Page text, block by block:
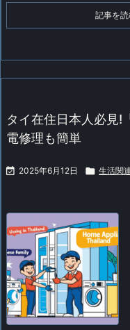
記事を
タイ在住日本人必見!
電修理も簡単
 2025年6月12日  生活関